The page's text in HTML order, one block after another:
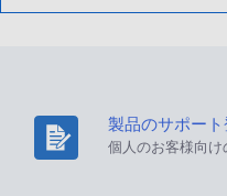
製品のサポー
個人のお客様向